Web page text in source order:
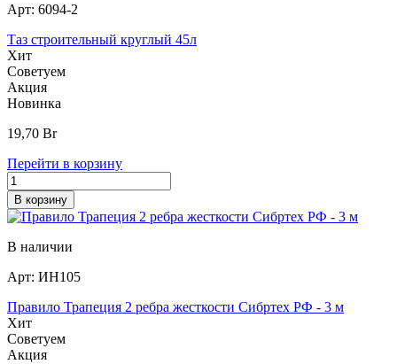
Арт: 6094-2
Таз строительный круглый 45л
Хит
Советуем
Акция
Новинка
19,70 Br
Перейти в корзину
В корзину
В наличии
Арт: ИН105
Правило Трапеция 2 ребра жесткости Сибртех РФ - 3 м
Хит
Советуем
Акция